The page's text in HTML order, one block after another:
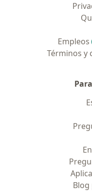
Empleos
Términos y
Blog